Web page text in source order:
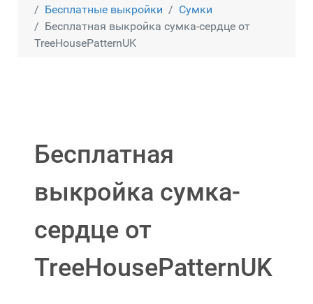
Бесплатные выкройки
Сумки
Бесплатная выкройка сумка-сердце от
TreeHousePatternUK
Бесплатная
выкройка сумка-
сердце от
TreeHousePatternUK